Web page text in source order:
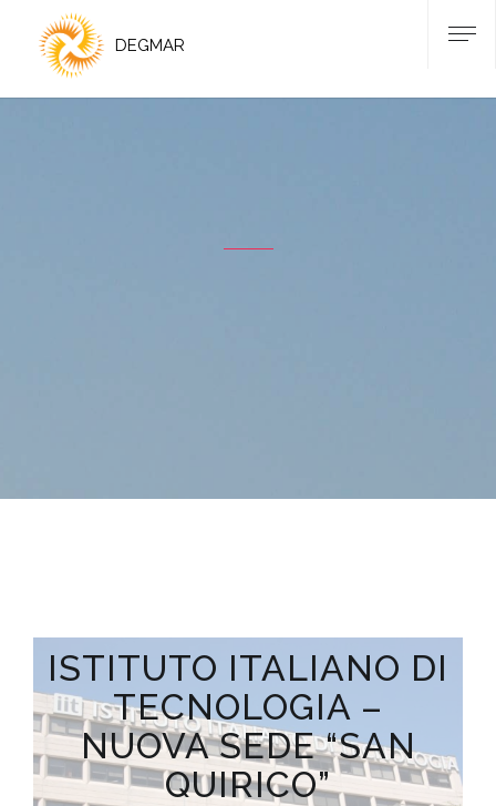
ISTITUTO ITALIANO DI
TECNOLOGIA –
NUOVA SEDE “SAN
QUIRICO”